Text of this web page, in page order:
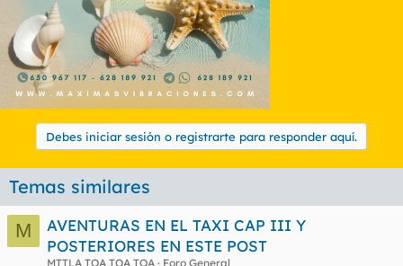
Debes iniciar sesión o registrarte para responder aquí.
Temas similares
M
AVENTURAS EN EL TAXI CAP III Y
POSTERIORES EN ESTE POST
MTTLA TOA TOA TOA
Foro General